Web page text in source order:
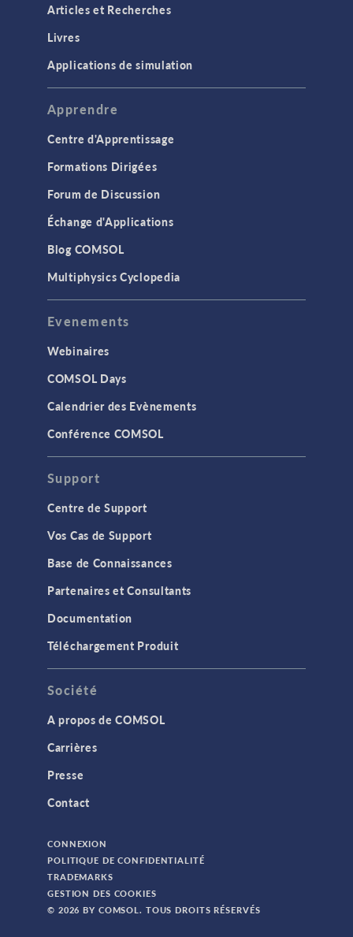
Articles et Recherches
Livres
Applications de simulation
Apprendre
Centre d'Apprentissage
Formations Dirigées
Forum de Discussion
Échange d'Applications
Blog COMSOL
Multiphysics Cyclopedia
Evenements
Webinaires
COMSOL Days
Calendrier des Evènements
Conférence COMSOL
Support
Centre de Support
Vos Cas de Support
Base de Connaissances
Partenaires et Consultants
Documentation
Téléchargement Produit
Société
A propos de COMSOL
Carrières
Presse
Contact
CONNEXION
POLITIQUE DE CONFIDENTIALITÉ
TRADEMARKS
GESTION DES COOKIES
© 2026 BY COMSOL. TOUS DROITS RÉSERVÉS